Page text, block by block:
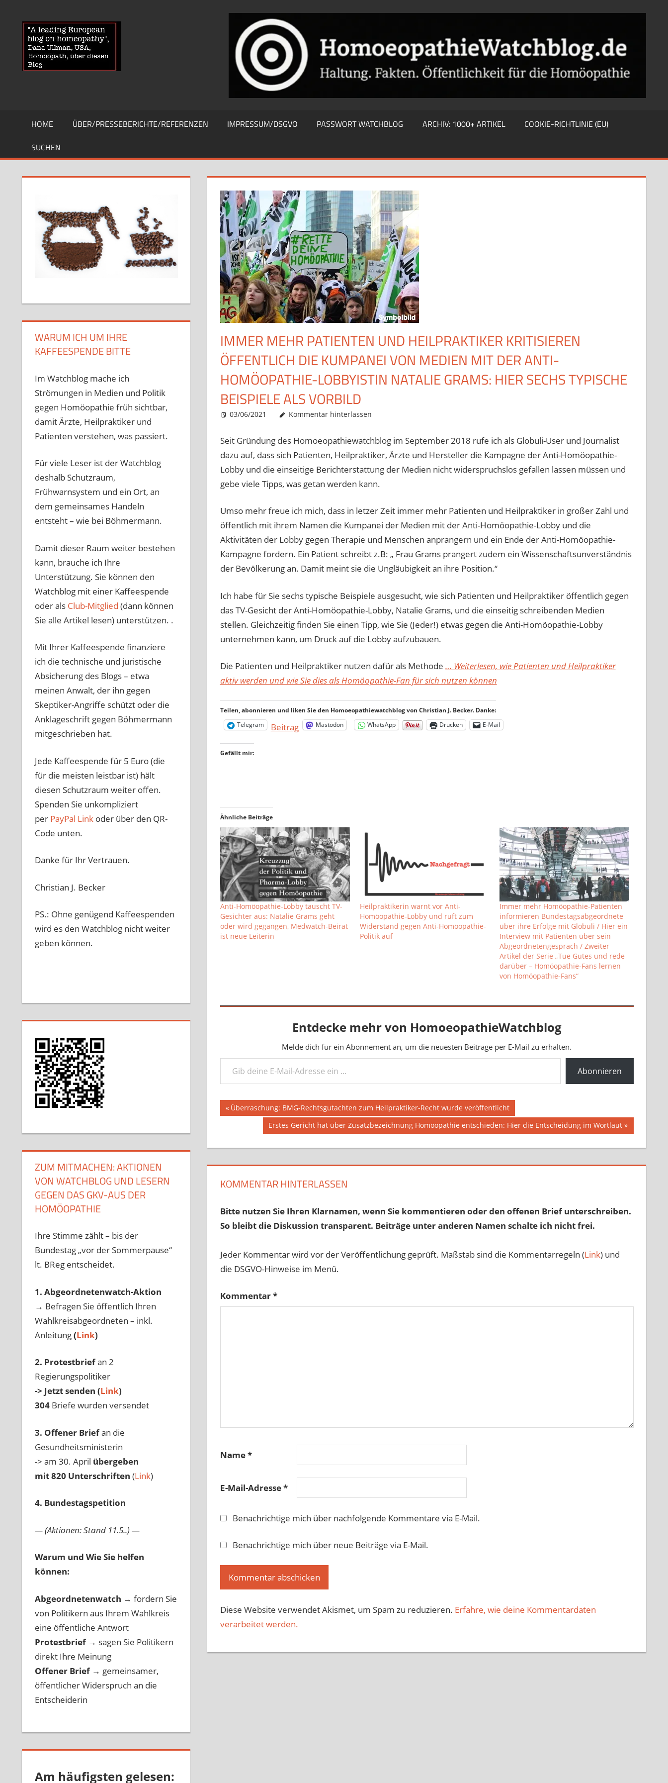
springen
HOMOEOPATHIEWATCHBLOG
News
über
Homöopathie
und
Globuli-
HOME ÜBER/PRESSEBERICHTE/REFERENZEN IMPRESSUM/DSGVO PASSWORT WATCHBLOG ARCHIV: 1000+ ARTIKEL
COOKIE-RICHTLINIE (EU)
SUCHEN
IMMER MEHR PATIENTEN UND HEILPRAKTIKER KRITISIEREN
ÖFFENTLICH DIE KUMPANEI VON MEDIEN MIT DER ANTI-
HOMÖOPATHIE-LOBBYISTIN NATALIE GRAMS: HIER SECHS TYPISCHE
BEISPIELE ALS VORBILD
03/06/2021 Christian J. Becker
Uncategorized
Kommentar hinterlassen
Seit Gründung des Homoeopathiewatchblog im September 2018 rufe ich als Globuli-User und Journalist
dazu auf, dass sich Patienten, Heilpraktiker, Ärzte und Hersteller die Kampagne der Anti-Homöopathie-
Lobby und die einseitige Berichterstattung der Medien nicht widerspruchslos gefallen lassen müssen und
gebe viele Tipps, was getan werden kann.
Umso mehr freue ich mich, dass in letzer Zeit immer mehr Patienten und Heilpraktiker in großer Zahl und
öffentlich mit ihrem Namen die Kumpanei der Medien mit der Anti-Homöopathie-Lobby und die
Aktivitäten der Lobby gegen Therapie und Menschen anprangern und ein Ende der Anti-Homöopathie-
Kampagne fordern. Ein Patient schreibt z.B: „ Frau Grams prangert zudem ein Wissenschaftsunverständnis
der Bevölkerung an. Damit meint sie die Ungläubigkeit an ihre Position.“
Ich habe für Sie sechs typische Beispiele ausgesucht, wie sich Patienten und Heilpraktiker öffentlich gegen
das TV-Gesicht der Anti-Homöopathie-Lobby, Natalie Grams, und die einseitig schreibenden Medien
stellen. Gleichzeitig finden Sie einen Tipp, wie Sie (Jeder!) etwas gegen die Anti-Homöopathie-Lobby
unternehmen kann, um Druck auf die Lobby aufzubauen.
Die Patienten und Heilpraktiker nutzen dafür als Methode … Weiterlesen, wie Patienten und Heilpraktiker
aktiv werden und wie Sie dies als Homöopathie-Fan für sich nutzen können
Teilen, abonnieren und liken Sie den Homoeopathiewatchblog von Christian J. Becker. Danke:
Telegram
Beitrag Mastodon WhatsApp Drucken E-Mail
Gefällt mir:
Ähnliche Beiträge
Anti-Homöopathie-Lobby tauscht TV-
Gesichter aus: Natalie Grams geht
oder wird gegangen, Medwatch-Beirat
ist neue Leiterin
Heilpraktikerin warnt vor Anti-
Homöopathie-Lobby und ruft zum
Widerstand gegen Anti-Homöopathie-
Politik auf
Immer mehr Homöopathie-Patienten
informieren Bundestagsabgeordnete
über ihre Erfolge mit Globuli / Hier ein
Interview mit Patienten über sein
Abgeordnetengespräch / Zweiter
Artikel der Serie „Tue Gutes und rede
darüber – Homöopathie-Fans lernen
von Homöopathie-Fans“
Entdecke mehr von HomoeopathieWatchblog
Melde dich für ein Abonnement an, um die neuesten Beiträge per E-Mail zu erhalten.
Gib deine E-Mail-Adresse ein ...
Abonnieren
Beitragsnavigation
Vorheriger
Beitrag:
Überraschung: BMG-Rechtsgutachten zum Heilpraktiker-Recht wurde veröffentlicht
Nächster
Beitrag:
Erstes Gericht hat über Zusatzbezeichnung Homöopathie entschieden: Hier die Entscheidung im Wortlaut
KOMMENTAR HINTERLASSEN
Bitte nutzen Sie Ihren Klarnamen, wenn Sie kommentieren oder den offenen Brief unterschreiben.
So bleibt die Diskussion transparent. Beiträge unter anderen Namen schalte ich nicht frei.
Jeder Kommentar wird vor der Veröffentlichung geprüft. Maßstab sind die Kommentarregeln (Link) und
die DSGVO-Hinweise im Menü.
Kommentar*
Name*
E-Mail-Adresse*
Benachrichtige mich über nachfolgende Kommentare via E-Mail.
Benachrichtige mich über neue Beiträge via E-Mail.
Diese Website verwendet Akismet, um Spam zu reduzieren. Erfahre, wie deine Kommentardaten
verarbeitet werden.
WARUM ICH UM IHRE
KAFFEESPENDE BITTE
Im Watchblog mache ich
Strömungen in Medien und Politik
gegen Homöopathie früh sichtbar,
damit Ärzte, Heilpraktiker und
Patienten verstehen, was passiert.
Für viele Leser ist der Watchblog
deshalb Schutzraum,
Frühwarnsystem und ein Ort, an
dem gemeinsames Handeln
entsteht – wie bei Böhmermann.
Damit dieser Raum weiter bestehen
kann, brauche ich Ihre
Unterstützung. Sie können den
Watchblog mit einer Kaffeespende
oder als Club-Mitglied (dann können
Sie alle Artikel lesen) unterstützen. .
Mit Ihrer Kaffeespende finanziere
ich die technische und juristische
Absicherung des Blogs – etwa
meinen Anwalt, der ihn gegen
Skeptiker-Angriffe schützt oder die
Anklageschrift gegen Böhmermann
mitgeschrieben hat.
Jede Kaffeespende für 5 Euro (die
für die meisten leistbar ist) hält
diesen Schutzraum weiter offen.
Spenden Sie unkompliziert
per PayPal Linkoder über den QR-
Code unten.
Danke für Ihr Vertrauen.
Christian J. Becker
PS.: Ohne genügend Kaffeespenden
wird es den Watchblog nicht weiter
geben können.
ZUM MITMACHEN: AKTIONEN
VON WATCHBLOG UND LESERN
GEGEN DAS GKV-AUS DER
HOMÖOPATHIE
Ihre Stimme zählt – bis der
Bundestag „vor der Sommerpause“
lt. BReg entscheidet.
1. Abgeordnetenwatch-Aktion
→ Befragen Sie öffentlich Ihren
Wahlkreisabgeordneten – inkl.
Anleitung(Link)
2. Protestbriefan 2
Regierungspolitiker
-> Jetzt senden (Link)
304Briefe wurden versendet
3. Offener Briefan die
Gesundheitsministerin
-> am 30. April übergeben
mit 820 Unterschriften (Link)
4. Bundestagspetition
— (Aktionen: Stand 11.5..) —
Warum und Wie Sie helfen
können:
Abgeordnetenwatch → fordern Sie
von Politikern aus Ihrem Wahlkreis
eine öffentliche Antwort
Protestbrief → sagen Sie Politikern
direkt Ihre Meinung
Offener Brief → gemeinsamer,
öffentlicher Widerspruch an die
Entscheiderin
Am häufigsten gelesen: